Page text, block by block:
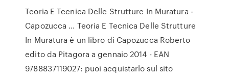
Teoria E Tecnica Delle Strutture In Muratura -
Capozucca ... Teoria E Tecnica Delle Strutture
In Muratura è un libro di Capozucca Roberto
edito da Pitagora a gennaio 2014 - EAN
9788837119027: puoi acquistarlo sul sito